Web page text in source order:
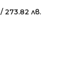
/ 273.82 лв.